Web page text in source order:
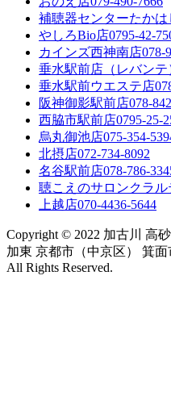
補聴器センターたかは
やしろBio店0795-42-
カインズ西神南店078-
垂水駅前店（レバンテ
垂水駅前ウエステ店
阪神御影駅前店078-
西脇市駅前店0795-25-
烏丸御池店075-354-
北摂店072-734-8092
名谷駅前店078-786-
聴こえのサロンクラル
上越店070-4436-5644
Copyright © 2022 加古川 高
加東 京都市（中京区） 箕
All Rights Reserved.